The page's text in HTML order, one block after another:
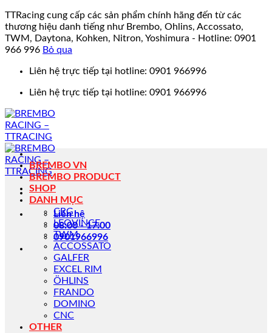
TTRacing cung cấp các sản phẩm chính hãng đến từ các
thương hiệu danh tiếng như Brembo, Ohlins, Accossato,
TWM, Daytona, Kohken, Nitron, Yoshimura - Hotline: 0901
966 996 Bỏ qua
Liên hệ trực tiếp tại hotline: 0901 966996
Liên hệ trực tiếp tại hotline: 0901 966996
Liên hệ
08:00 - 17:00
0901966996
BREMBO VN
BREMBO PRODUCT
SHOP
DANH MỤC
CRG
LEOVINCE
TWM
ACCOSSATO
GALFER
EXCEL RIM
ÖHLINS
FRANDO
DOMINO
CNC
OTHER